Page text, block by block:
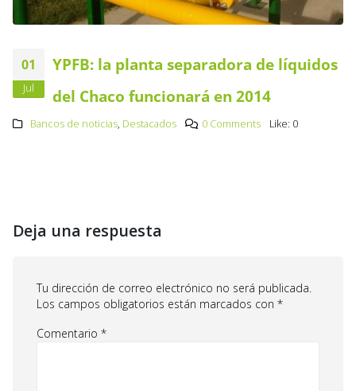
01
Jul
YPFB: la planta separadora de líquidos
del Chaco funcionará en 2014
Bancos de noticias, Destacados 0 Comments Like: 0
Deja una respuesta
Tu dirección de correo electrónico no será publicada.
Los campos obligatorios están marcados con *
Comentario *